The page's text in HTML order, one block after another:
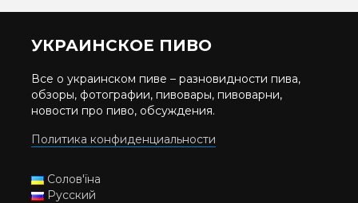
УКРАИНСКОЕ ПИВО
Все о украинском пиве – разновидности пива,
обзоры, фотографии, пивовары, пивоварни,
новости про пиво, обсуждения.
Политика конфиденциальности
Солов'їна
Русский